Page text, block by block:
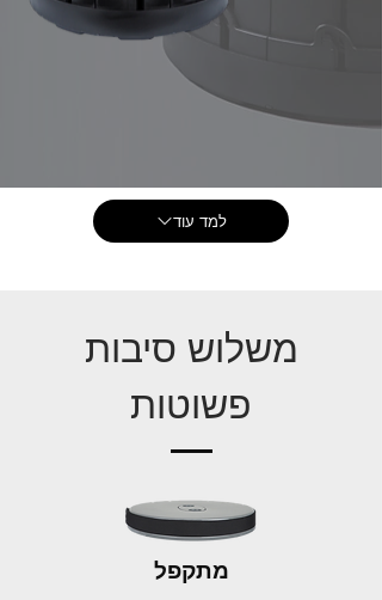
למד עוד
משלוש סיבות
פשוטות
מתקפל